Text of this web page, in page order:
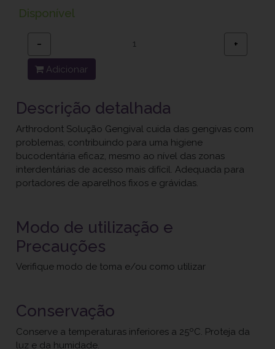
Disponível
− +
Adicionar
Descrição detalhada
Arthrodont Solução Gengival cuida das gengivas com
problemas, contribuindo para uma higiene
bucodentária eficaz, mesmo ao nível das zonas
interdentárias de acesso mais difícil. Adequada para
portadores de aparelhos fixos e grávidas.
Modo de utilização e
Precauções
Verifique modo de toma e/ou como utilizar
Conservação
Conserve a temperaturas inferiores a 25ºC. Proteja da
luz e da humidade.